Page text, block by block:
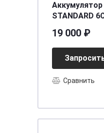
STANDARD
19 000 ₽
Сравнить